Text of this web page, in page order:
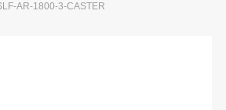
AR-1800-3-CASTER